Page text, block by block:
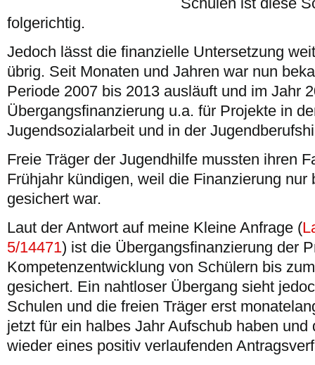
folgerichtig.
Jedoch lässt die finanzielle Untersetzung
übrig. Seit Monaten und Jahren war nun
Periode 2007 bis 2013 ausläuft und im Jahr
Übergangsfinanzierung u.a. für Projekte in
Jugendsozialarbeit und in der
Freie Träger der Jugendhilfe mussten ihren
Frühjahr kündigen, weil die Finanzierung nur
gesichert war.
Laut der Antwort auf meine Kleine Anfrage (
5/14471) ist die Übergangsfinanzierung der
Kompetenzentwicklung von Schülern bis
gesichert. Ein nahtloser Übergang sieht
Schulen und die freien Träger erst
jetzt für ein halbes Jahr Aufschub haben und
wieder eines positiv verlaufenden